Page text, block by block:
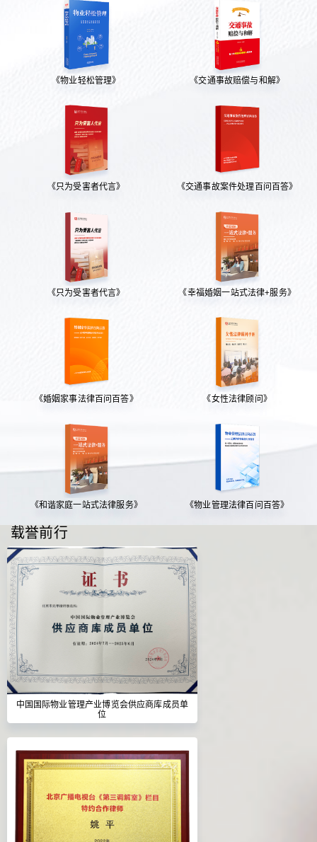
《物业轻松管理》 《交通事故赔偿与和解》
《只为受害者代言》 《交通事故案件处理百问百答》
《只为受害者代言》 《幸福婚姻一站式法律+服务》
《婚姻家事法律百问百答》 《女性法律顾问》
《和谐家庭一站式法律服务》 《物业管理法律百问百答》
载誉前行
中国国际物业管理产业博览会供应商库成员单
位